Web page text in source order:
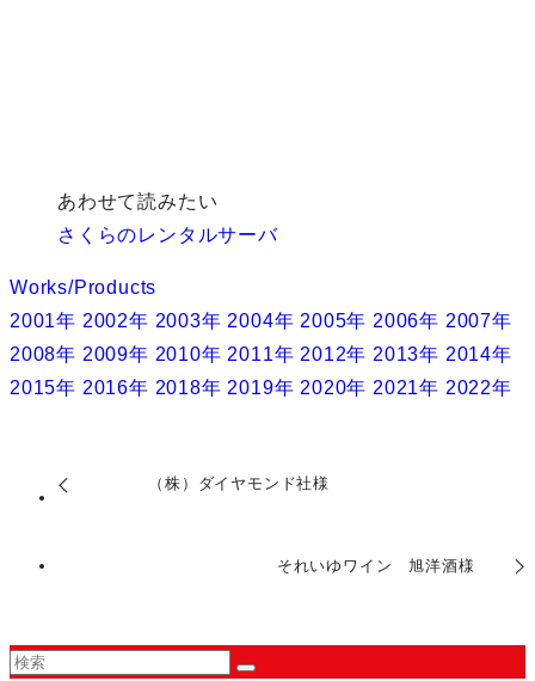
あわせて読みたい
さくらのレンタルサーバ
Works/Products
2001年 2002年 2003年 2004年 2005年 2006年 2007年
2008年 2009年 2010年 2011年 2012年 2013年 2014年
2015年 2016年 2018年 2019年 2020年 2021年 2022年
（株）ダイヤモンド社様
それいゆワイン 旭洋酒様